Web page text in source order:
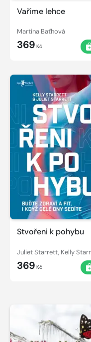
Vaříme lehce
Martina Baťhová
369 Kč
Stvořeni k pohybu
369 Kč